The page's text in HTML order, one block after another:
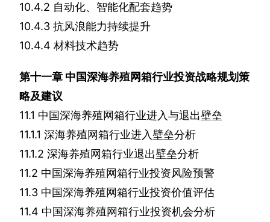
10.4.2 自动化、智能化配套趋势
10.4.3 抗风浪能力持续提升
10.4.4 材料技术趋势
第十一章 中国深海养殖网箱行业投资战略规划策
略及建议
11.1 中国深海养殖网箱行业进入与退出壁垒
11.1.1 深海养殖网箱行业进入壁垒分析
11.1.2 深海养殖网箱行业退出壁垒分析
11.2 中国深海养殖网箱行业投资风险预警
11.3 中国深海养殖网箱行业投资价值评估
11.4 中国深海养殖网箱行业投资机会分析